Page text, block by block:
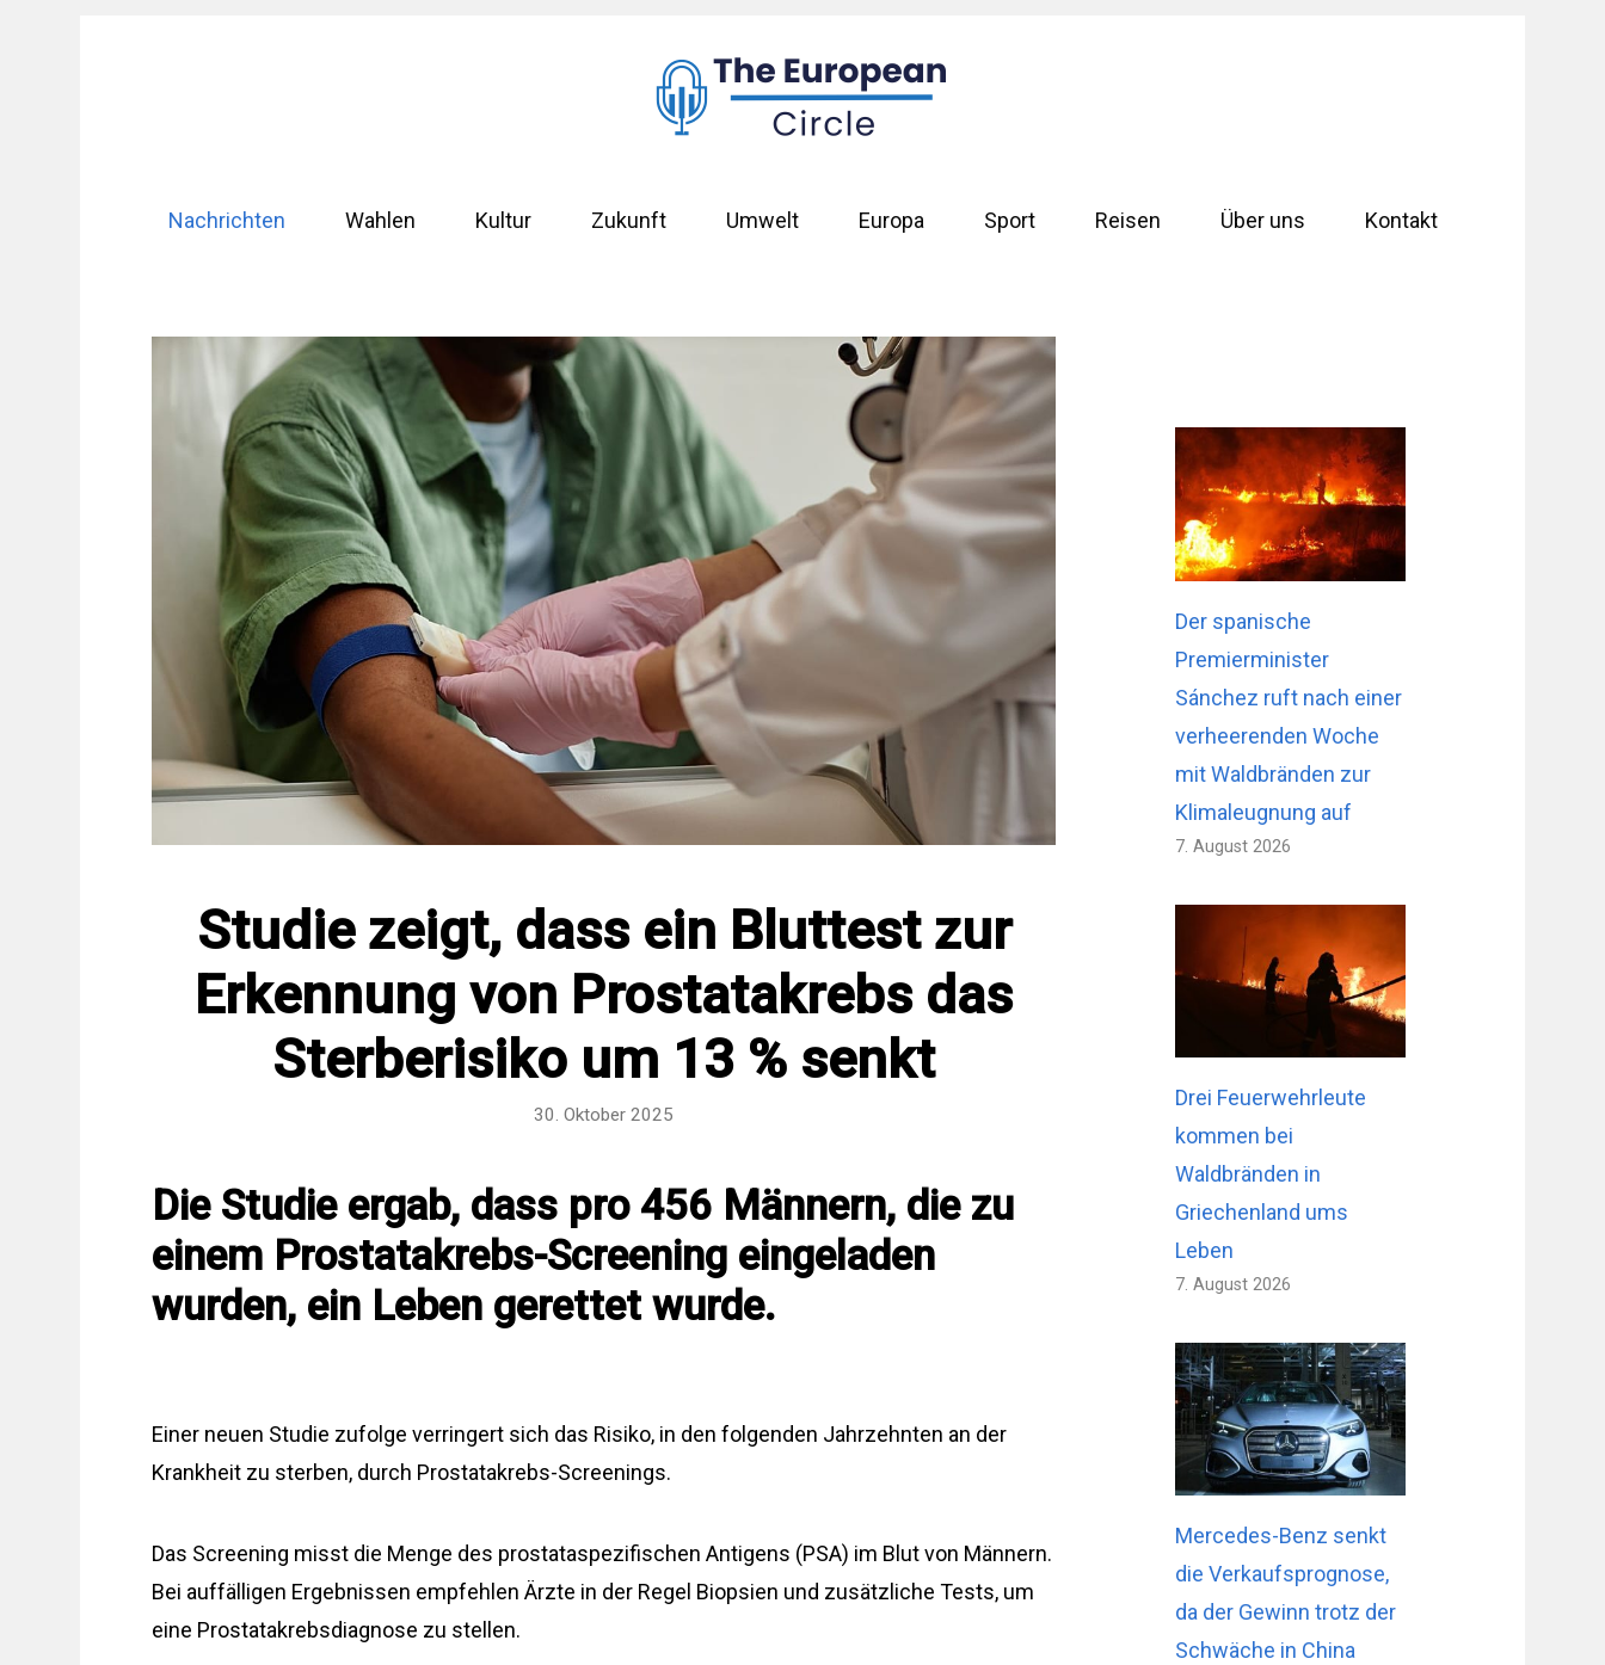
Nachrichten Wahlen Kultur Zukunft Umwelt Europa Sport Reisen Über uns Kontakt
Studie zeigt, dass ein Bluttest zur
Erkennung von Prostatakrebs das
Sterberisiko um 13 % senkt
30. Oktober 2025
Die Studie ergab, dass pro 456 Männern, die zu
einem Prostatakrebs-Screening eingeladen
wurden, ein Leben gerettet wurde.
Einer neuen Studie zufolge verringert sich das Risiko, in den folgenden Jahrzehnten an der
Krankheit zu sterben, durch Prostatakrebs-Screenings.
Das Screening misst die Menge des prostataspezifischen Antigens (PSA) im Blut von Männern.
Bei auffälligen Ergebnissen empfehlen Ärzte in der Regel Biopsien und zusätzliche Tests, um
eine Prostatakrebsdiagnose zu stellen.
Der spanische
Premierminister
Sánchez ruft nach einer
verheerenden Woche
mit Waldbränden zur
Klimaleugnung auf
7. August 2026
Drei Feuerwehrleute
kommen bei
Waldbränden in
Griechenland ums
Leben
7. August 2026
Mercedes-Benz senkt
die Verkaufsprognose,
da der Gewinn trotz der
Schwäche in China